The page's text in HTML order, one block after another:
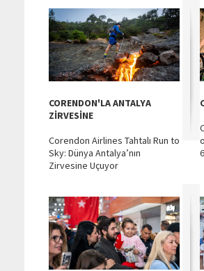
CORENDON'LA ANTALYA
ZİRVESİNE
Corendon Airlines Tahtalı Run to
Sky: Dünya Antalya’nın
Zirvesine Uçuyor